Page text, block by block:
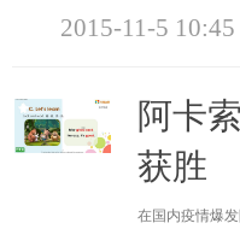
2015-11-5 10:45
阿卡
获胜
在国内疫情爆